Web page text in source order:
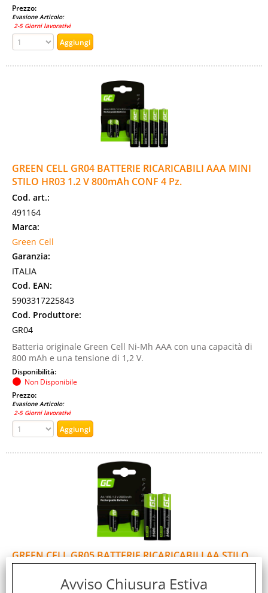
Prezzo:
Evasione Articolo:
2-5 Giorni lavorativi
GREEN CELL GR04 BATTERIE RICARICABILI AAA MINI
STILO HR03 1.2 V 800mAh CONF 4 Pz.
Cod. art.:
491164
Marca:
Green Cell
Garanzia:
ITALIA
Cod. EAN:
5903317225843
Cod. Produttore:
GR04
Batteria originale Green Cell Ni-Mh AAA con una capacità di
800 mAh e una tensione di 1,2 V.
Disponibilità:
Non Disponibile
Prezzo:
Evasione Articolo:
2-5 Giorni lavorativi
GREEN CELL GR05 BATTERIE RICARICABILI AA STILO
Avviso Chiusura Estiva